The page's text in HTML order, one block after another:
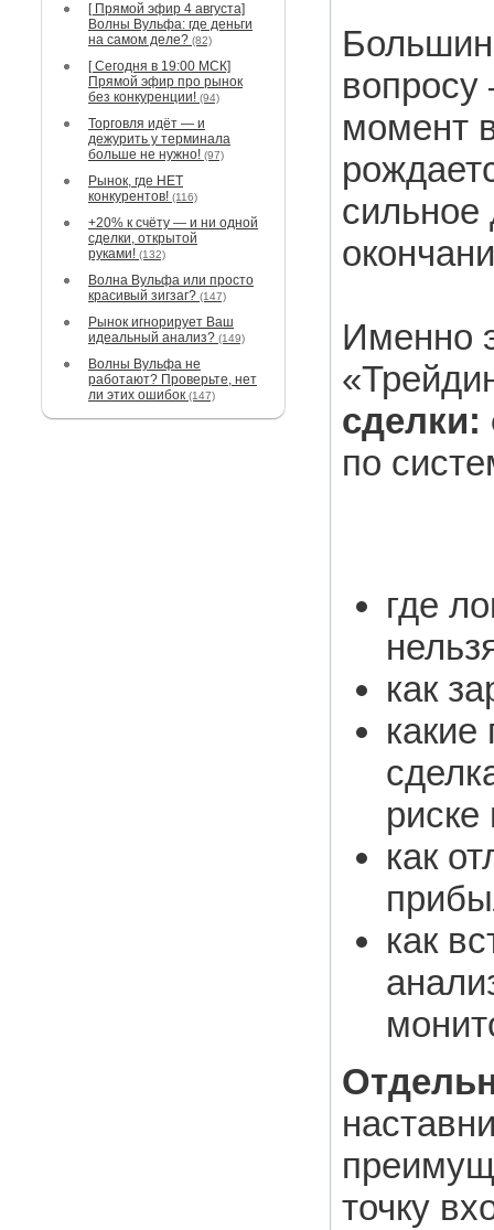
[ Прямой эфир 4 августа]
Волны Вульфа: где деньги
на самом деле? (82)
[ Сегодня в 19:00 МСК]
Прямой эфир про рынок
без конкуренции! (94)
Торговля идёт — и
дежурить у терминала
больше не нужно! (97)
Рынок, где НЕТ
конкурентов! (116)
+20% к счёту — и ни одной
сделки, открытой
руками! (132)
Волна Вульфа или просто
красивый зигзаг? (147)
Рынок игнорирует Ваш
идеальный анализ? (149)
Волны Вульфа не
работают? Проверьте, нет
ли этих ошибок (147)
момент
сильное
Именно
сделки:
по
где
как
риске
как
как
точку